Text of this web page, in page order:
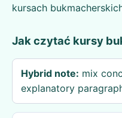
kursach
Jak czytać kursy
Hybrid note: mix
explanatory